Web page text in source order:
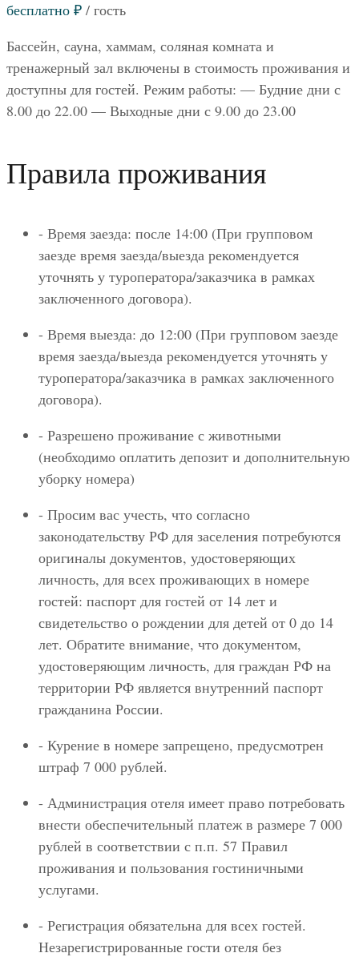
бесплатно ₽ / гость
Бассейн, сауна, хаммам, соляная комната и
тренажерный зал включены в стоимость проживания и
доступны для гостей. Режим работы: — Будние дни с
8.00 до 22.00 — Выходные дни с 9.00 до 23.00
Правила проживания
- Время заезда: после 14:00 (При групповом
заезде время заезда/выезда рекомендуется
уточнять у туроператора/заказчика в рамках
заключенного договора).
- Время выезда: до 12:00 (При групповом заезде
время заезда/выезда рекомендуется уточнять у
туроператора/заказчика в рамках заключенного
договора).
- Разрешено проживание с животными
(необходимо оплатить депозит и дополнительную
уборку номера)
- Просим вас учесть, что согласно
законодательству РФ для заселения потребуются
оригиналы документов, удостоверяющих
личность, для всех проживающих в номере
гостей: паспорт для гостей от 14 лет и
свидетельство о рождении для детей от 0 до 14
лет. Обратите внимание, что документом,
удостоверяющим личность, для граждан РФ на
территории РФ является внутренний паспорт
гражданина России.
- Курение в номере запрещено, предусмотрен
штраф 7 000 рублей.
- Администрация отеля имеет право потребовать
внести обеспечительный платеж в размере 7 000
рублей в соответствии с п.п. 57 Правил
проживания и пользования гостиничными
услугами.
- Регистрация обязательна для всех гостей.
Незарегистрированные гости отеля без